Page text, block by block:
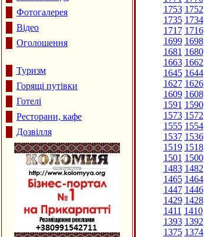
Фотогалерея
Відео
Оголошення
Туризм
Горящі путівки
Готелі
Ресторани, кафе
Дозвілля
1753 1752
1735 1734
1717 1716
1699 1698
1681 1680
1663 1662
1645 1644
1627 1626
1609 1608
1591 1590
1573 1572
1555 1554
1537 1536
1519 1518
1501 1500
1483 1482
1465 1464
1447 1446
1429 1428
1411 1410
1393 1392
1375 1374